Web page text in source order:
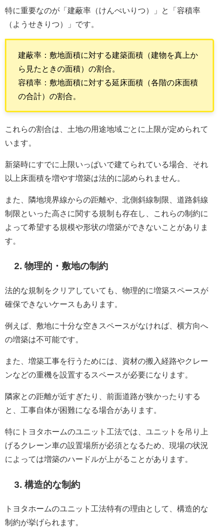
特に重要なのが「建蔽率（けんぺいりつ）」と「容積率
（ようせきりつ）」です。
建蔽率：敷地面積に対する建築面積（建物を真上か
ら見たときの面積）の割合。
容積率：敷地面積に対する延床面積（各階の床面積
の合計）の割合。
これらの割合は、土地の用途地域ごとに上限が定められて
います。
新築時にすでに上限いっぱいで建てられている場合、それ
以上床面積を増やす増築は法的に認められません。
また、隣地境界線からの距離や、北側斜線制限、道路斜線
制限といった高さに関する規制も存在し、これらの制約に
よって希望する規模や形状の増築ができないことがありま
す。
2. 物理的・敷地の制約
法的な規制をクリアしていても、物理的に増築スペースが
確保できないケースもあります。
例えば、敷地に十分な空きスペースがなければ、横方向へ
の増築は不可能です。
また、増築工事を行うためには、資材の搬入経路やクレー
ンなどの重機を設置するスペースが必要になります。
隣家との距離が近すぎたり、前面道路が狭かったりする
と、工事自体が困難になる場合があります。
特にトヨタホームのユニット工法では、ユニットを吊り上
げるクレーン車の設置場所が必須となるため、現場の状況
によっては増築のハードルが上がることがあります。
3. 構造的な制約
トヨタホームのユニット工法特有の理由として、構造的な
制約が挙げられます。